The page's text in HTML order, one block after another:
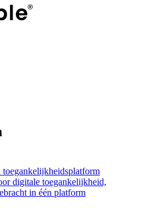
digitale toegankelijkheid,
in één platform